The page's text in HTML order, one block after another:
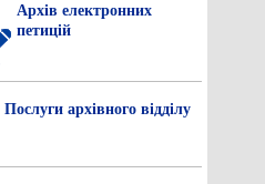
Архів електронних
петицій
Послуги архівного відділу